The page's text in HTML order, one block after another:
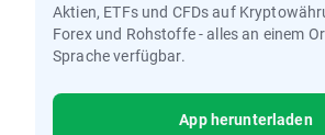
Aktien, ETFs und CFDs auf
Forex und Rohstoffe - alles an einem
Sprache verfügbar.
App herunterladen